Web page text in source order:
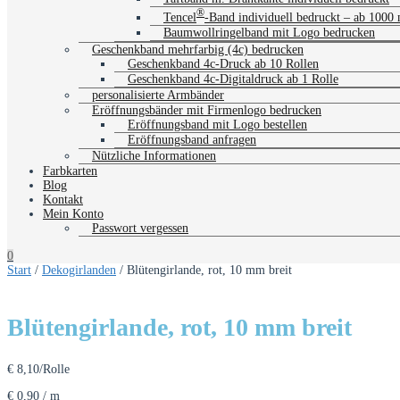
Tencel®-Band individuell bedruckt – ab 1000
Baumwollringelband mit Logo bedrucken
Geschenkband mehrfarbig (4c) bedrucken
Geschenkband 4c-Druck ab 10 Rollen
Geschenkband 4c-Digitaldruck ab 1 Rolle
personalisierte Armbänder
Eröffnungsbänder mit Firmenlogo bedrucken
Eröffnungsband mit Logo bestellen
Eröffnungsband anfragen
Nützliche Informationen
Farbkarten
Blog
Kontakt
Mein Konto
Passwort vergessen
0
Start / Dekogirlanden / Blütengirlande, rot, 10 mm breit
Blütengirlande, rot, 10 mm breit
€ 8,10/Rolle
€ 0,90 / m